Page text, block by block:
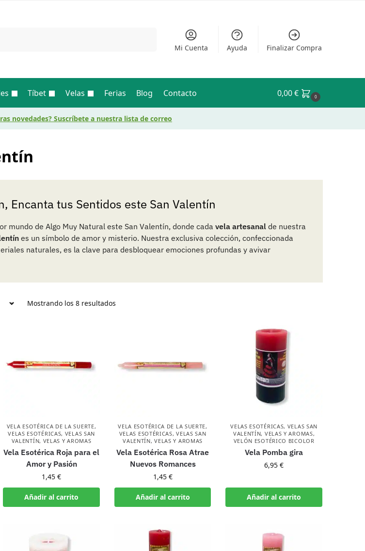
Mi Cuenta Ayuda Finalizar Compra
Tíbet Velas Ferias Blog Contacto 0,00€ 0
novedades? Suscríbete a nuestra lista de correo
Encanta tus Sentidos este San Valentín
mundo de Algo Muy Natural este San Valentín, donde cada vela artesanalde nuestra
es un símbolo de amor y misterio. Nuestra exclusiva colección, confeccionada
naturales, es la clave para desbloquear emociones profundas y avivar
Mostrando los 8 resultados
VELA ESOTÉRICA DE LA SUERTE,
VELAS ESOTÉRICAS, VELAS SAN
VALENTÍN, VELAS Y AROMAS
Vela Esotérica Roja para el
Amor y Pasión
1,45€
Añadir al carrito
VELA ESOTÉRICA DE LA SUERTE,
VELAS ESOTÉRICAS,VELAS SAN
VALENTÍN,VELAS Y AROMAS
Vela Esotérica Rosa Atrae
Nuevos Romances
1,45 €
Añadir al carrito
VELAS ESOTÉRICAS, VELAS SAN
VALENTÍN, VELAS Y AROMAS,
VELÓN ESOTÉRICO BICOLOR
Vela Pomba gira
6,95€
Añadir al carrito